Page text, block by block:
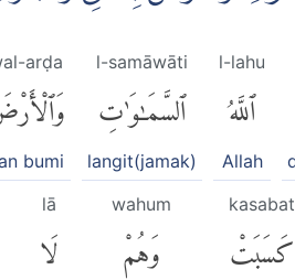
l-lahu
ٱللَّهُ
Allah
l-samāwāti
ٱلسَّمَٰوَٰتِ
langit(jamak)
arḍa
bumi
kasabat
كَسَبَتْ
wahum
وَهُمْ
lā
لَا